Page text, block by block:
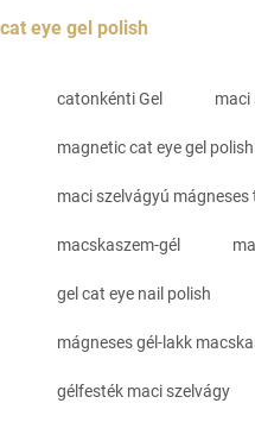
cat eye gel polish
catonkénti Gel maci
magnetic cat eye gel polish
maci szelvágyú
macskaszem-gél
gel cat eye nail polish
mágneses gél-lakk
gélfesték maci szelvágy